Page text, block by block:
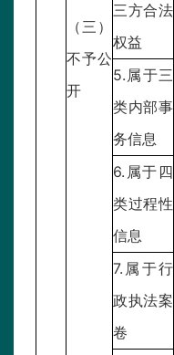
（三）
不予公
开
三方合法
权益
5.属于三
类内部事
务信息
6.属于四
类过程性
信息
7.属于行
政执法案
卷